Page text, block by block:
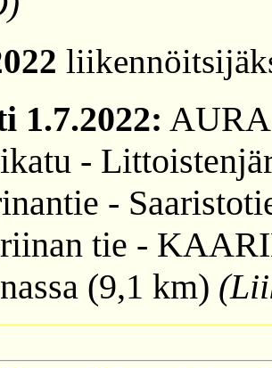
1.7.2022:
-
-
tie -
(9,1 km)